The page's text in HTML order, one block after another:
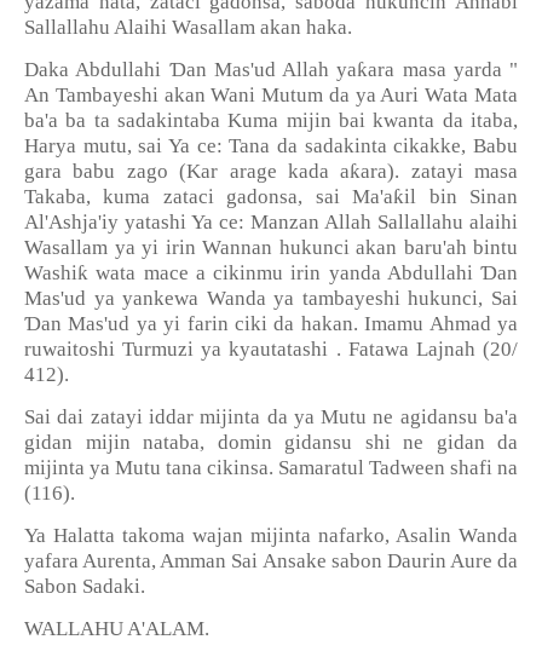
Sallallahu Alaihi Wasallam akan haka.
Daka Abdullahi Ɗan Mas'ud Allah yaƙara masa yarda "
An Tambayeshi akan Wani Mutum da ya Auri Wata Mata
ba'a ba ta sadakintaba Kuma mijin bai kwanta da itaba,
Harya mutu, sai Ya ce: Tana da sadakinta cikakke, Babu
gara babu zago (Kar arage kada aƙara). zatayi masa
Takaba, kuma zataci gadonsa, sai Ma'aƙil bin Sinan
Al'Ashja'iy yatashi Ya ce: Manzan Allah Sallallahu alaihi
Wasallam ya yi irin Wannan hukunci akan baru'ah bintu
Washiƙ wata mace a cikinmu irin yanda Abdullahi Ɗan
Mas'ud ya yankewa Wanda ya tambayeshi hukunci, Sai
Ɗan Mas'ud ya yi farin ciki da hakan. Imamu Ahmad ya
ruwaitoshi Turmuzi ya kyautatashi . Fatawa Lajnah (20/
412).
Sai dai zatayi iddar mijinta da ya Mutu ne agidansu ba'a
gidan mijin nataba, domin gidansu shi ne gidan da
mijinta ya Mutu tana cikinsa. Samaratul Tadween shafi na
(116).
Ya Halatta takoma wajan mijinta nafarko, Asalin Wanda
yafara Aurenta, Amman Sai Ansake sabon Daurin Aure da
Sabon Sadaki.
WALLAHU A'ALAM.